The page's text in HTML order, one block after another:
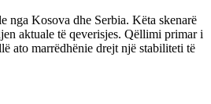
nga Kosova dhe Serbia. Këta skenarë
aktuale të qeverisjes. Qëllimi primar i
ato marrëdhënie drejt një stabiliteti të